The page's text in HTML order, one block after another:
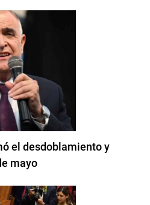
el desdoblamiento y
mayo